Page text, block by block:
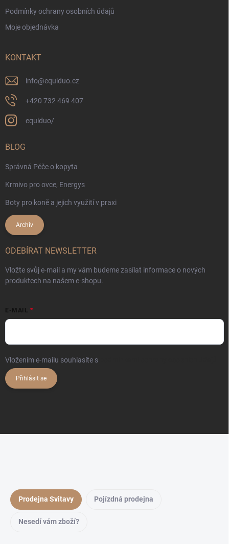
Podmínky ochrany osobních údajů
Moje objednávka
KONTAKT
info@equiduo.cz
+420 732 469 407
equiduo/
BLOG
Správná Péče o kopyta
Krmivo pro ovce, Energys
Boty pro koně a jejich využití v praxi
Archiv
ODEBÍRAT NEWSLETTER
Vložte svůj e-mail a my vám budeme zasílat informace o nových
produktech na našem e-shopu.
E-MAIL
Vložením e-mailu souhlasíte s
Přihlásit se
Prodejna Svitavy Pojízdná prodejna
Nesedí vám zboží?